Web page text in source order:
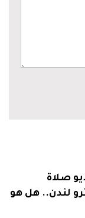
صلاة
لندن.. هل هو